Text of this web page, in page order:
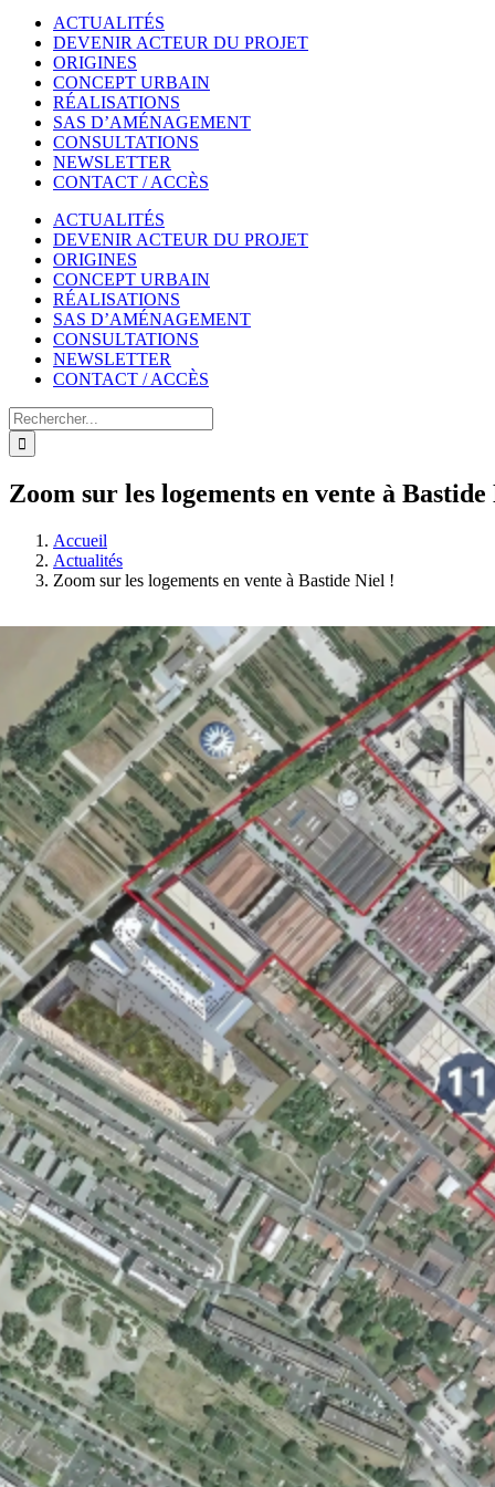
ACTUALITÉS
DEVENIR ACTEUR DU PROJET
ORIGINES
CONCEPT URBAIN
RÉALISATIONS
SAS D’AMÉNAGEMENT
CONSULTATIONS
NEWSLETTER
CONTACT / ACCÈS
ACTUALITÉS
DEVENIR ACTEUR DU PROJET
ORIGINES
CONCEPT URBAIN
RÉALISATIONS
SAS D’AMÉNAGEMENT
CONSULTATIONS
NEWSLETTER
CONTACT / ACCÈS
Rechercher
Zoom sur les logements en vente à
Accueil
Actualités
Zoom sur les logements en vente à Bastide Niel !